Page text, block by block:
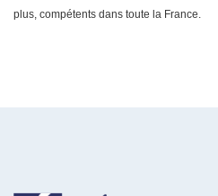
plus, compétents dans toute la France.